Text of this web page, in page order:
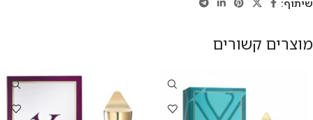
שיתוף:
מוצרים קשורים